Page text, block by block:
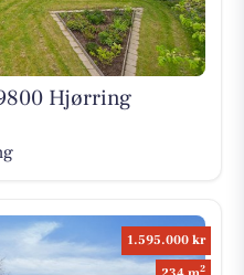
Hjørring
1.595.000 kr
2